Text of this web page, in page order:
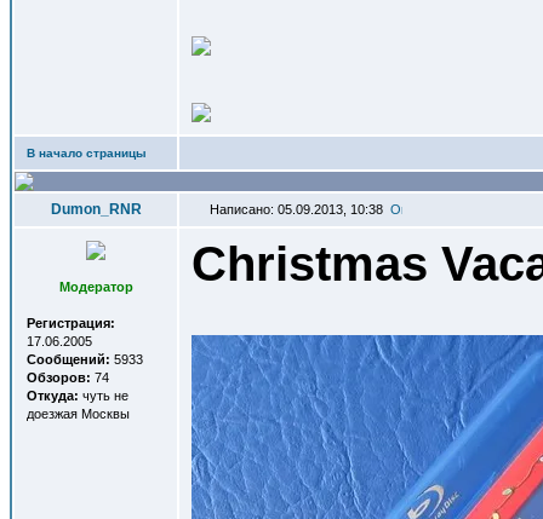
В начало страницы
Dumon_RNR Написано: 05.09.2013, 10:38
Модератор
Регистрация:
17.06.2005
Сообщений: 5933
Обзоров: 74
Откуда: чуть не
доезжая Москвы
Christmas